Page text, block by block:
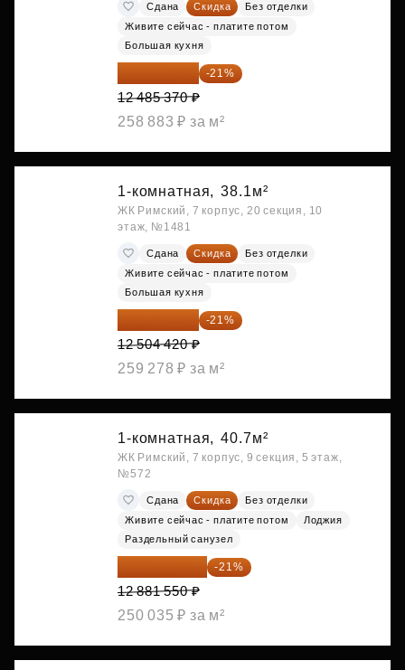
Сдана Скидка
Без отделки
Живите сейчас - платите потом
Большая кухня
-21%
12 485 370 ₽
258 883 ₽ за м²
1-комнатная, 38.1м²
ЖК Римский, 7 корпус, 20 секция, 10
этаж, №1481
Сдана Скидка
Без отделки
Живите сейчас - платите потом
Большая кухня
-21%
12 504 420 ₽
259 278 ₽ за м²
1-комнатная, 40.7м²
ЖК Римский, 7 корпус, 9 секция, 5 этаж,
№572
Сдана Скидка
Без отделки
Живите сейчас - платите потом
Лоджия
Раздельный санузел
10 176 425 ₽ -21%
12 881 550 ₽
250 035 ₽ за м²